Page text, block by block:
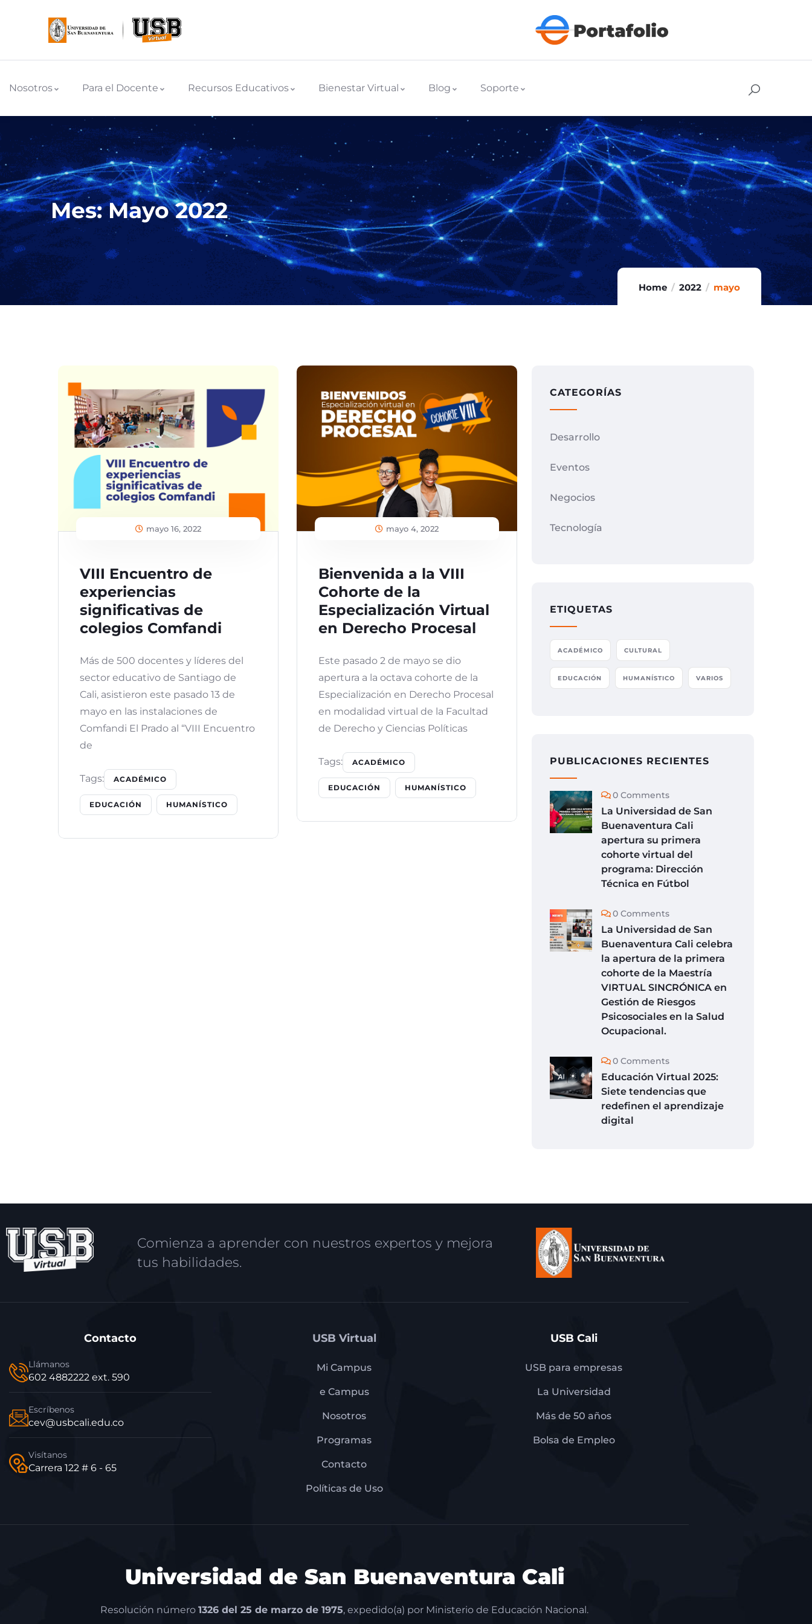
Nosotros Para el Docente Recursos Educativos Bienestar Virtual Blog Soporte
Mes:Mayo 2022
Home 2022 mayo
mayo 16, 2022
VIII Encuentro de
experiencias
significativas de
colegios Comfandi
Más de 500 docentes y líderes del
sector educativo de Santiago de
Cali, asistieron este pasado 13 de
mayo en las instalaciones de
Comfandi El Prado al “VIII Encuentro
de
Tags: ACADÉMICO
EDUCACIÓN HUMANÍSTICO
mayo 4, 2022
Bienvenida a la VIII
Cohorte de la
Especialización Virtual
en Derecho Procesal
Este pasado 2 de mayo se dio
apertura a la octava cohorte de la
Especialización en Derecho Procesal
en modalidad virtual de la Facultad
de Derecho y Ciencias Políticas
Tags: ACADÉMICO
EDUCACIÓN HUMANÍSTICO
CATEGORÍAS
Desarrollo
Eventos
Negocios
Tecnología
ETIQUETAS
ACADÉMICO CULTURAL
EDUCACIÓN HUMANÍSTICO VARIOS
PUBLICACIONES RECIENTES
0 Comments
La Universidad de San
Buenaventura Cali
apertura su primera
cohorte virtual del
programa: Dirección
Técnica en Fútbol
0 Comments
La Universidad de San
Buenaventura Cali celebra
la apertura de la primera
cohorte de la Maestría
VIRTUAL SINCRÓNICA en
Gestión de Riesgos
Psicosociales en la Salud
Ocupacional.
0 Comments
Educación Virtual 2025:
Siete tendencias que
redefinen el aprendizaje
digital
Comienza a aprender con nuestros expertos y mejora
tus habilidades.
Contacto
Llámanos
602 4882222 ext. 590
Escríbenos
cev@usbcali.edu.co
Visítanos
Carrera 122 # 6 - 65
USB Virtual
Mi Campus
e Campus
Nosotros
Programas
Contacto
Políticas de Uso
USB Cali
USB para empresas
La Universidad
Más de 50 años
Bolsa de Empleo
Universidad de San Buenaventura Cali
Resolución número 1326 del 25 de marzo de 1975, expedido(a) por Ministerio de Educación Nacional.